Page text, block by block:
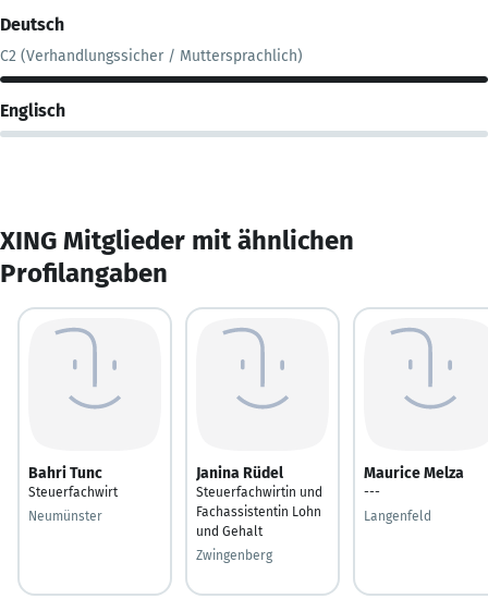
Deutsch
C2 (Verhandlungssicher / Muttersprachlich)
Englisch
XING Mitglieder mit ähnlichen
Profilangaben
Bahri Tunc
Steuerfachwirt
Neumünster
Janina Rüdel
Steuerfachwirtin und
Fachassistentin Lohn
und Gehalt
Zwingenberg
Maurice Melza
---
Langenfeld